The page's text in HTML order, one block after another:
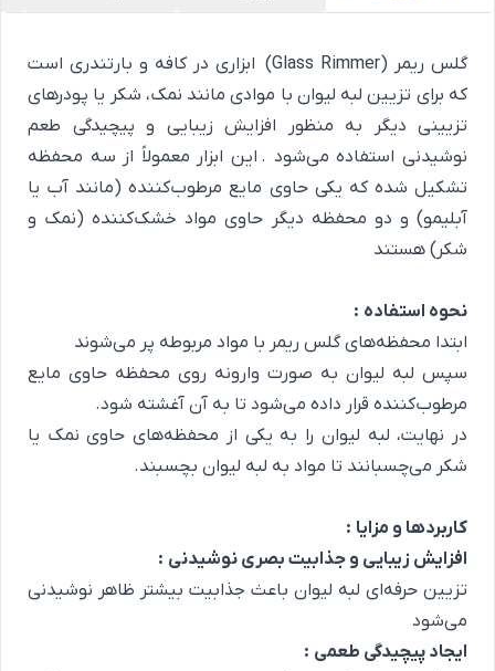
گلس ریمر (Glass Rimmer) ابزاری در کافه و بارتندری است
که برای تزیین لبه لیوان با موادی مانند نمک، شکر یا پودرهای
تزیینی دیگر به منظور افزایش زیبایی و پیچیدگی طعم
نوشیدنی استفاده می‌شود . این ابزار معمولاً از سه محفظه
تشکیل شده که یکی حاوی مایع مرطوب‌کننده (مانند آب یا
آبلیمو) و دو محفظه دیگر حاوی مواد خشک‌کننده (نمک و
شکر) هستند
نحوه استفاده :
ابتدا محفظه‌های گلس ریمر با مواد مربوطه پر می‌شوند
سپس لبه لیوان به صورت وارونه روی محفظه حاوی مایع
مرطوب‌کننده قرار داده می‌شود تا به آن آغشته شود.
در نهایت، لبه لیوان را به یکی از محفظه‌های حاوی نمک یا
شکر می‌چسبانند تا مواد به لبه لیوان بچسبند.
کاربردها و مزایا :
افزایش زیبایی و جذابیت بصری نوشیدنی :
تزیین حرفه‌ای لبه لیوان باعث جذابیت بیشتر ظاهر نوشیدنی
می‌شود
ایجاد پیچیدگی طعمی :